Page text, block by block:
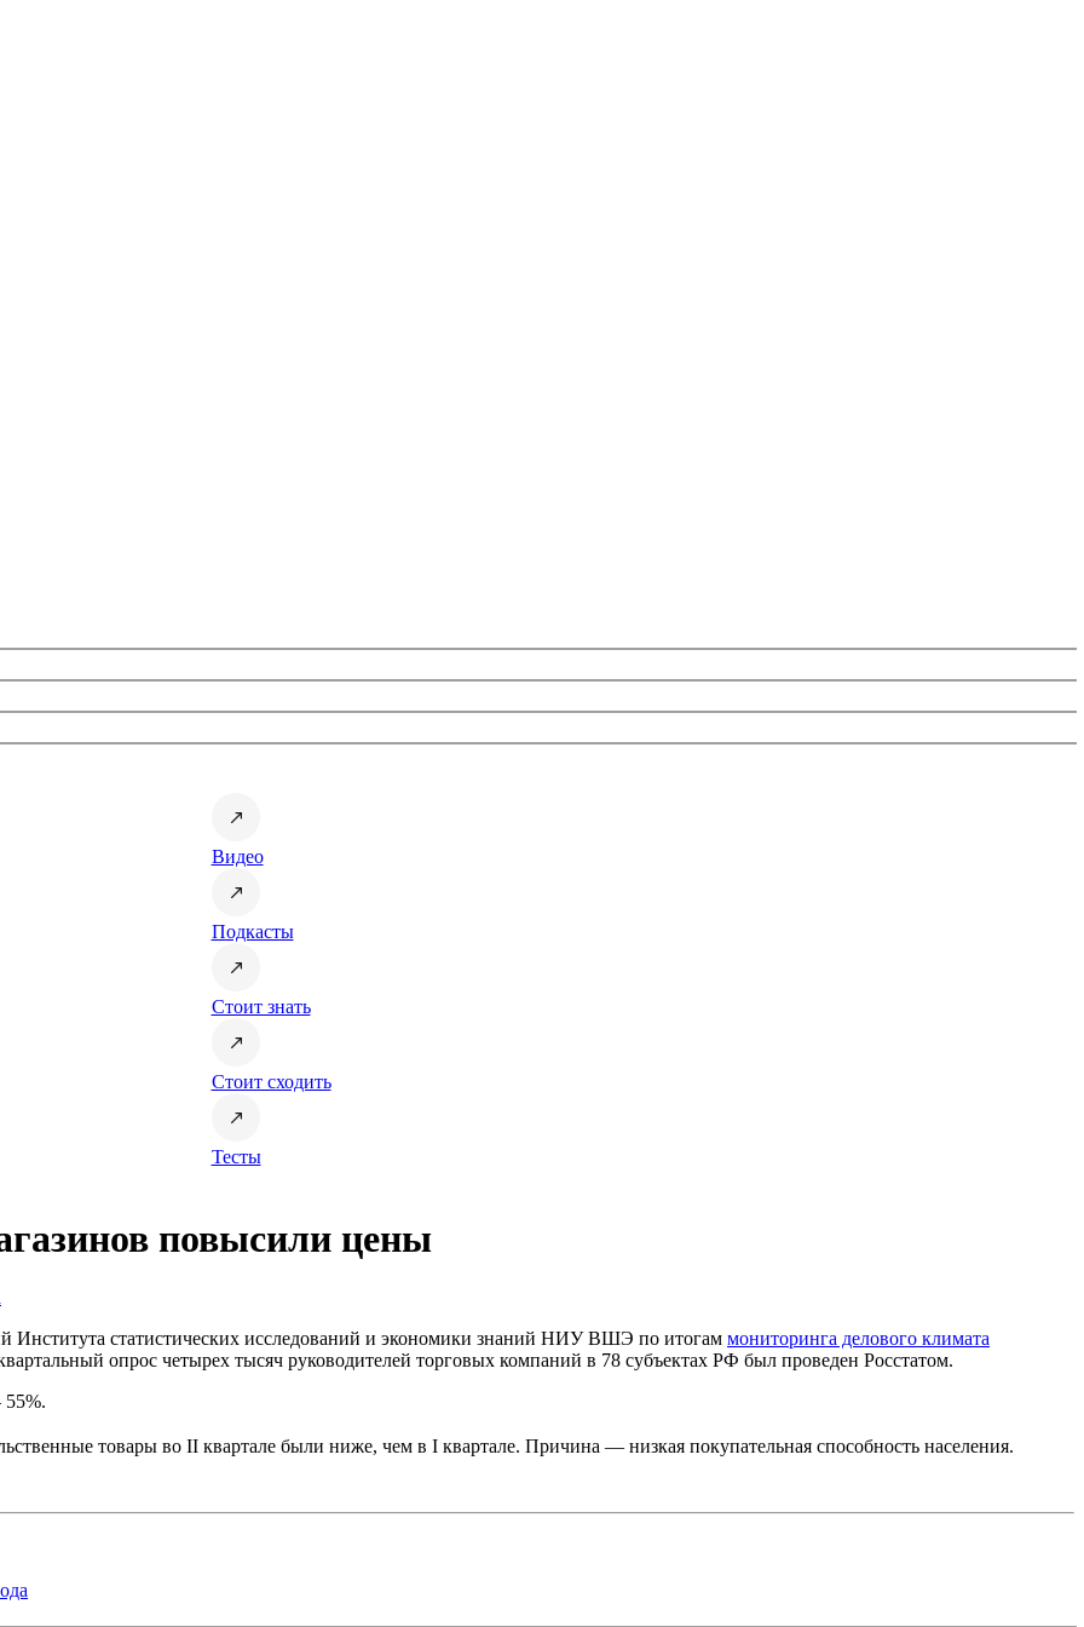
Видео
Подкасты
Стоит знать
Стоит сходить
Тесты
повысили цены
Института статистических исследований и экономики знаний НИУ ВШЭ по итогам мониторинга делового климата
опрос четырех тысяч руководителей торговых компаний в 78 субъектах РФ был проведен Росстатом.
товары во II квартале были ниже, чем в I квартале. Причина — низкая покупательная способность населения.